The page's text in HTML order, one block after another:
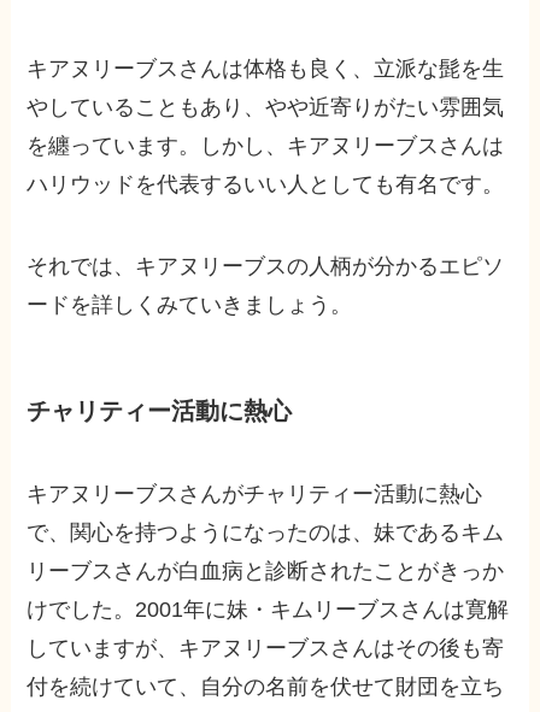
キアヌリーブスさんは体格も良く、立派な髭を生
やしていることもあり、やや近寄りがたい雰囲気
を纏っています。しかし、キアヌリーブスさんは
ハリウッドを代表するいい人としても有名です。
それでは、キアヌリーブスの人柄が分かるエピソ
ードを詳しくみていきましょう。
チャリティー活動に熱心
キアヌリーブスさんがチャリティー活動に熱心
で、関心を持つようになったのは、妹であるキム
リーブスさんが白血病と診断されたことがきっか
けでした。2001年に妹・キムリーブスさんは寛解
していますが、キアヌリーブスさんはその後も寄
付を続けていて、自分の名前を伏せて財団を立ち